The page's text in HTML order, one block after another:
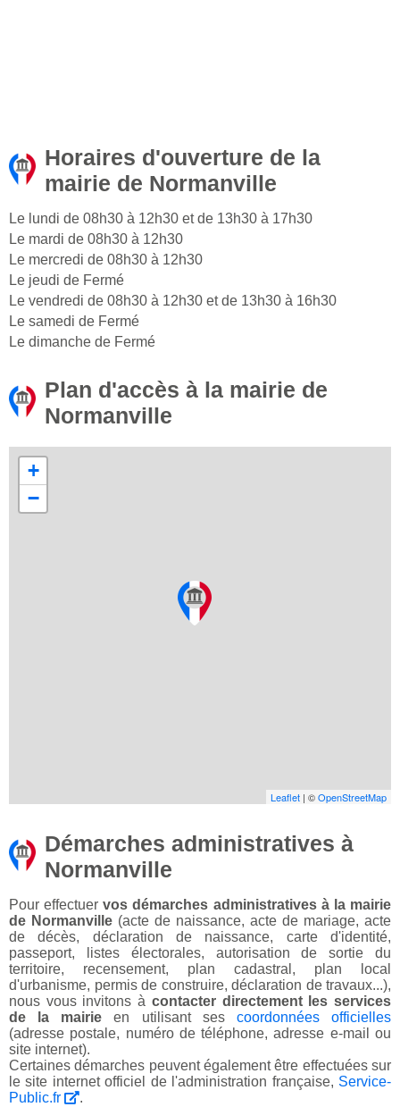
Horaires d'ouverture de la
mairie de Normanville
Le lundi de 08h30 à 12h30 et de 13h30 à 17h30
Le mardi de 08h30 à 12h30
Le mercredi de 08h30 à 12h30
Le jeudi de Fermé
Le vendredi de 08h30 à 12h30 et de 13h30 à 16h30
Le samedi de Fermé
Le dimanche de Fermé
Plan d'accès à la mairie de
Normanville
+
−
Leaflet | ©OpenStreetMap
Démarches administratives à
Normanville
Pour effectuervos démarches administratives à la mairie
de Normanville (acte de naissance, acte de mariage, acte
de décès, déclaration de naissance, carte d'identité,
passeport, listes électorales, autorisation de sortie du
territoire, recensement, plan cadastral, plan local
d'urbanisme, permis de construire, déclaration de travaux...),
nous vous invitons à contacter directement les services
de la mairie en utilisant ses coordonnées officielles
(adresse postale, numéro de téléphone, adresse e-mail ou
site internet).
Certaines démarches peuvent également être effectuées sur
le site internet officiel de l'administration française, Service-
Public.fr
.